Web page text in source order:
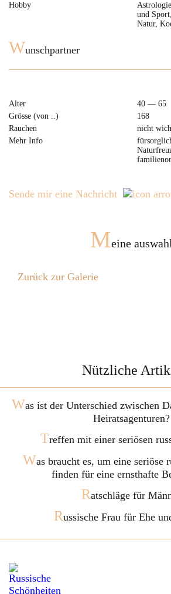
Hobby
und
Natur,
Wunschpartner
Alter
40 — 65
Grösse (von ..)
168
Rauchen
nicht
Mehr Info
Sende mir eine Nachricht
Meine auswahl
Zurück zur Galerie
Nützliche
Was ist der Unterschied zwischen
Heiratsagenturen?
Treffen mit einer seriösen
Was braucht es, um eine seriöse
finden für eine ernsthafte
Ratschläge für
Russische Frau für Ehe